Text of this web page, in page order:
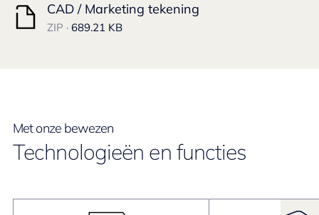
CAD / Marketing tekening
ZIP · 689.21 KB
Met onze bewezen
Technologieën en functies